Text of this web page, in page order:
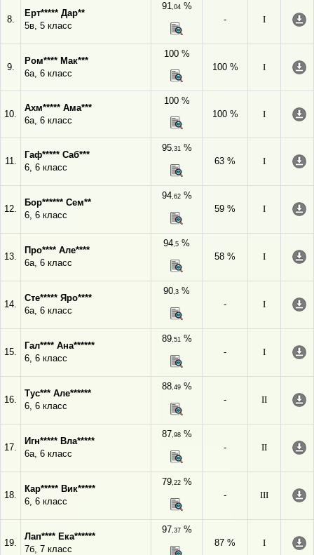
8.
Ерт***** Дар**
5в, 5 класс
91,04%
-
I
9.
Ром**** Мак***
6а, 6 класс
100 %
100 %
I
10.
Ахм***** Ама***
6а, 6 класс
100 %
100 %
I
11.
Гаф***** Саб***
6, 6 класс
95,31%
63 %
I
12.
Бор****** Сем**
6, 6 класс
94,62%
59 %
I
13.
Про**** Але****
6а, 6 класс
94,5 %
58 %
I
14.
Сте***** Яро****
6а, 6 класс
90,3 %
-
I
15.
Гал**** Ана******
6, 6 класс
89,51%
-
I
16.
Тус*** Але******
6, 6 класс
88,49%
-
II
17.
Игн***** Вла*****
6а, 6 класс
87,98%
-
II
18.
Кар***** Вик*****
6, 6 класс
79,22%
-
III
19.
Лап**** Ека******
7б, 7 класс
97,37%
87 %
I